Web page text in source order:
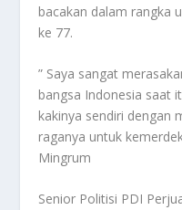
bacakan dalam rangka
ke 77.
” Saya sangat
bangsa Indonesia saat
kakinya sendiri dengan
raganya untuk
Mingrum
Senior Politisi PDI